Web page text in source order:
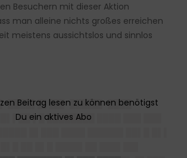
Besuchern mit dieser Aktion
man alleine nichts großes erreichen
meistens aussichtslos und sinnlos
████▌█▌██▌ █████▌ ████
▌█ ████████ ████ ███ ███